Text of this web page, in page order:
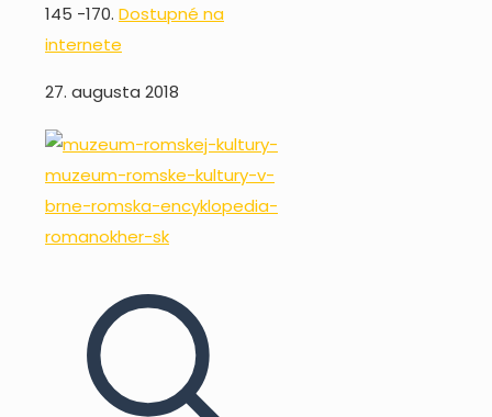
145 -170. Dostupné na
internete
27. augusta 2018